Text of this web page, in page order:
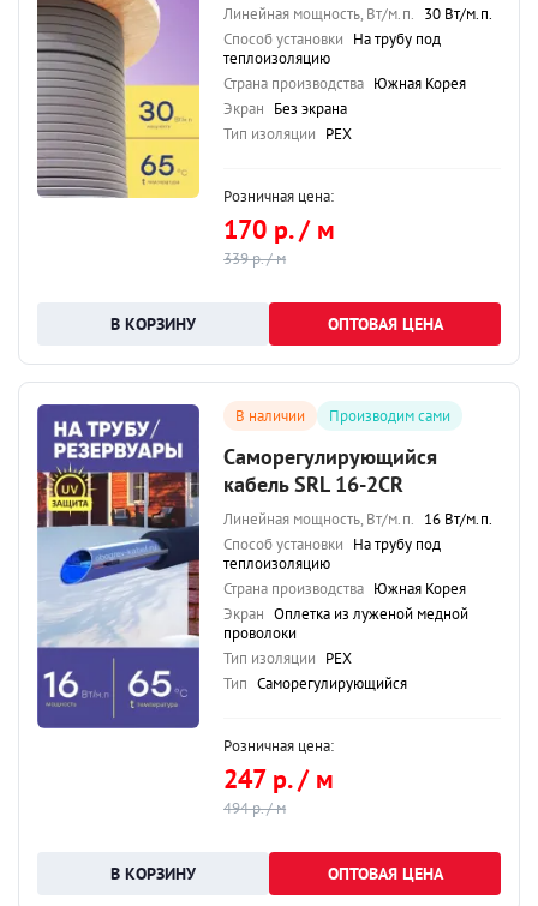
Линейная мощность, Вт/м.п. 30 Вт/м.п.
Способ установки На трубу под
теплоизоляцию
Страна производства Южная Корея
Экран Без экрана
Тип изоляции PEX
Розничная цена:
170 р. / м
339 р. / м
ОПТОВАЯ ЦЕНА
В наличии Производим сами
Саморегулирующийся
кабель SRL 16-2CR
Линейная мощность, Вт/м.п. 16 Вт/м.п.
Способ установки На трубу под
теплоизоляцию
Страна производства Южная Корея
Экран Оплетка из луженой медной
проволоки
Тип изоляции PEX
Тип Саморегулирующийся
Розничная цена:
247 р. / м
494 р. / м
ОПТОВАЯ ЦЕНА